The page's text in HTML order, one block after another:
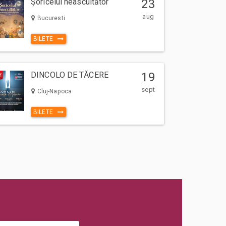
Șoricelul neascultător
Bucuresti
BILETE
23
aug
DINCOLO DE TĂCERE
Cluj-Napoca
BILETE
19
sept